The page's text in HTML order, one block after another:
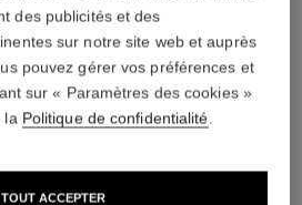
des publicités et des
sur notre site web et auprès
pouvez gérer vos préférences et
sur « Paramètres des cookies »
la Politique de confidentialité
TOUT ACCEPTER